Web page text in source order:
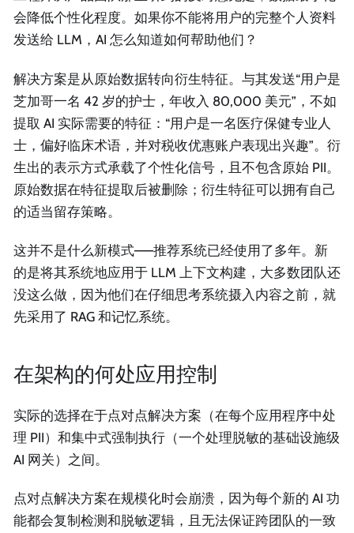
会降低个性化程度。如果你不能将用户的完整个人资料
发送给 LLM，AI 怎么知道如何帮助他们？
解决方案是从原始数据转向衍生特征。与其发送“用户是
芝加哥一名 42 岁的护士，年收入 80,000 美元”，不如
提取 AI 实际需要的特征：“用户是一名医疗保健专业人
士，偏好临床术语，并对税收优惠账户表现出兴趣”。衍
生出的表示方式承载了个性化信号，且不包含原始 PII。
原始数据在特征提取后被删除；衍生特征可以拥有自己
的适当留存策略。
这并不是什么新模式——推荐系统已经使用了多年。新
的是将其系统地应用于 LLM 上下文构建，大多数团队还
没这么做，因为他们在仔细思考系统摄入内容之前，就
先采用了 RAG 和记忆系统。
在架构的何处应用控制
实际的选择在于点对点解决方案（在每个应用程序中处
理 PII）和集中式强制执行（一个处理脱敏的基础设施级
AI 网关）之间。
点对点解决方案在规模化时会崩溃，因为每个新的 AI 功
能都会复制检测和脱敏逻辑，且无法保证跨团队的一致